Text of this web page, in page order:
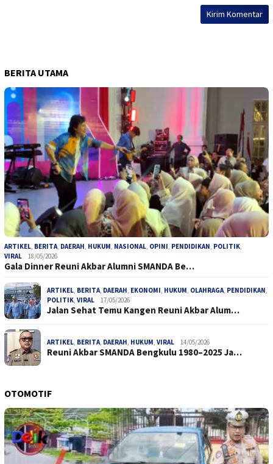
BERITA UTAMA
ARTIKEL, BERITA, DAERAH, HUKUM, NASIONAL, OPINI, PENDIDIKAN, POLITIK,
VIRAL
18/05/2026
Gala Dinner Reuni Akbar Alumni SMANDA Be…
ARTIKEL, BERITA, DAERAH, EKONOMI, HUKUM, OLAHRAGA, PENDIDIKAN,
POLITIK, VIRAL 17/05/2026
Jalan Sehat Temu Kangen Reuni Akbar Alum…
ARTIKEL, BERITA, DAERAH, HUKUM, VIRAL 14/05/2026
Reuni Akbar SMANDA Bengkulu 1980–2025 Ja…
OTOMOTIF